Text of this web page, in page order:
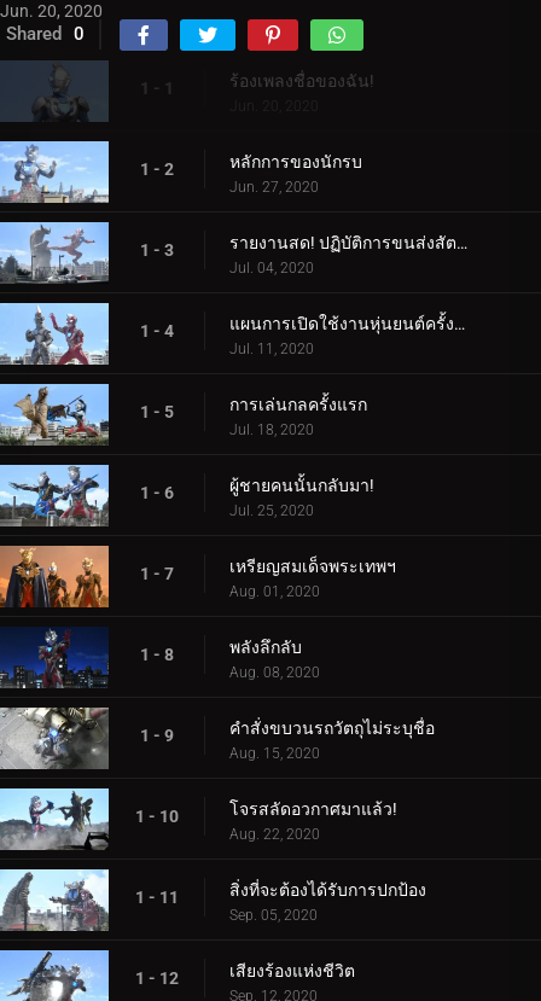
Jun. 20, 2020
Shared 0
1 - 1 ร้องเพลงชื่อของฉัน!
Jun. 20, 2020
1 - 2 หลักการของนักรบ
Jun. 27, 2020
1 - 3 รายงานสด! ปฏิบัติการขนส่งสัตว์ประหลาด
Jul. 04, 2020
1 - 4 แผนการเปิดใช้งานหุ่นยนต์ครั้งที่สอง
Jul. 11, 2020
1 - 5 การเล่นกลครั้งแรก
Jul. 18, 2020
1 - 6 ผู้ชายคนนั้นกลับมา!
Jul. 25, 2020
1 - 7 เหรียญสมเด็จพระเทพฯ
Aug. 01, 2020
1 - 8 พลังลึกลับ
Aug. 08, 2020
1 - 9 คำสั่งขบวนรถวัตถุไม่ระบุชื่อ
Aug. 15, 2020
1 - 10 โจรสลัดอวกาศมาแล้ว!
Aug. 22, 2020
1 - 11 สิ่งที่จะต้องได้รับการปกป้อง
Sep. 05, 2020
1 - 12 เสียงร้องแห่งชีวิต
Sep. 12, 2020